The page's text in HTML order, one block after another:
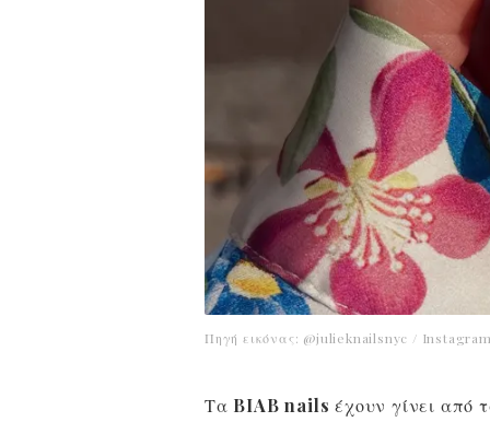
Πηγή εικόνας: @julieknailsnyc /
Τα BIAB nails έχουν γίνει από